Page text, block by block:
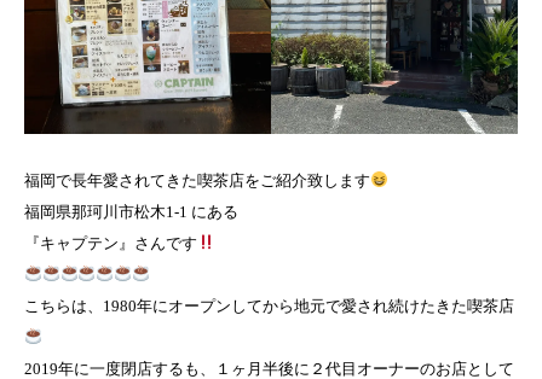
福岡で長年愛されてきた喫茶店をご紹介致します
福岡県那珂川市松木1-1 にある
『キャプテン』さんです
こちらは、1980年にオープンしてから地元で愛され続けたきた喫茶店
2019年に一度閉店するも、１ヶ月半後に２代目オーナーのお店として